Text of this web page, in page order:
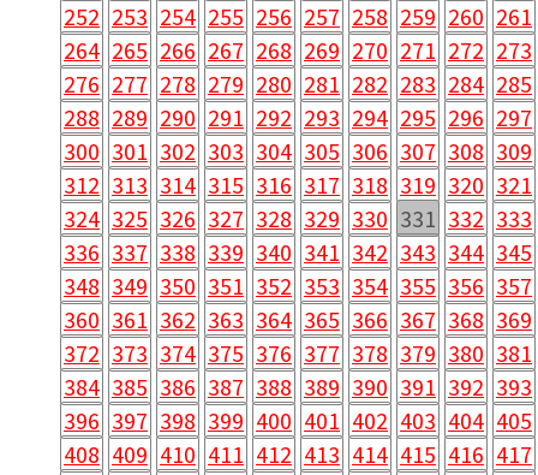
252 253 254 255 256 257 258 259 260 261
264 265 266 267 268 269 270 271 272 273
276 277 278 279 280 281 282 283 284 285
288 289 290 291 292 293 294 295 296 297
300 301 302 303 304 305 306 307 308 309
312 313 314 315 316 317 318 319 320 321
324 325 326 327 328 329 330 331 332 333
336 337 338 339 340 341 342 343 344 345
348 349 350 351 352 353 354 355 356 357
360 361 362 363 364 365 366 367 368 369
372 373 374 375 376 377 378 379 380 381
384 385 386 387 388 389 390 391 392 393
396 397 398 399 400 401 402 403 404 405
408 409 410 411 412 413 414 415 416 417